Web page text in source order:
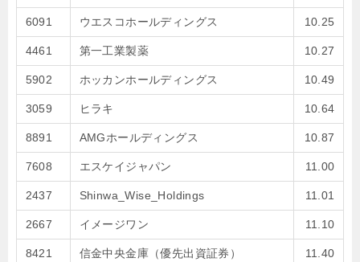
6091 ウエスコホールディングス 10.25
4461 第一工業製薬 10.27
5902 ホッカンホールディングス 10.49
3059 ヒラキ 10.64
8891 AMGホールディングス 10.87
7608 エスケイジャパン 11.00
2437 Shinwa_Wise_Holdings 11.01
2667 イメージワン 11.10
8421 信金中央金庫（優先出資証券） 11.40